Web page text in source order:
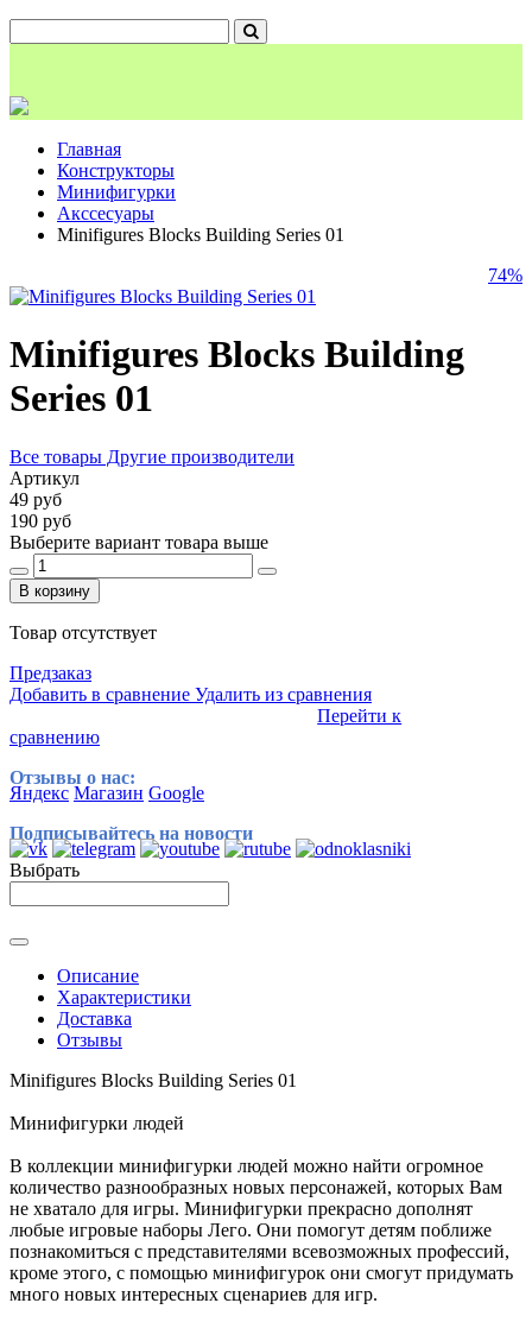
Главная
Конструкторы
Минифигурки
Акссесуары
Minifigures Blocks Building Series 01
74%
Minifigures Blocks Building
Series 01
Все товары Другие производители
Артикул
49 руб
190 руб
Выберите вариант товара выше
В корзину
Товар отсутствует
Предзаказ
Добавить в сравнение Удалить из сравнения
Перейти к
сравнению
Отзывы о нас:
Яндекс Магазин Google
Подписывайтесь на новости
Выбрать
Описание
Характеристики
Доставка
Отзывы
Minifigures Blocks Building Series 01
Минифигурки людей
В коллекции минифигурки людей можно найти огромное
количество разнообразных новых персонажей, которых Вам
не хватало для игры. Минифигурки прекрасно дополнят
любые игровые наборы Лего. Они помогут детям поближе
познакомиться с представителями всевозможных профессий,
кроме этого, с помощью минифигурок они смогут придумать
много новых интересных сценариев для игр.